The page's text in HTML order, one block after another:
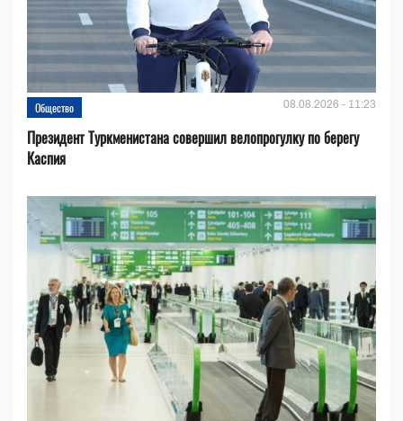
Общество 08.08.2026 - 11:23
Президент Туркменистана совершил велопрогулку по берегу
Каспия